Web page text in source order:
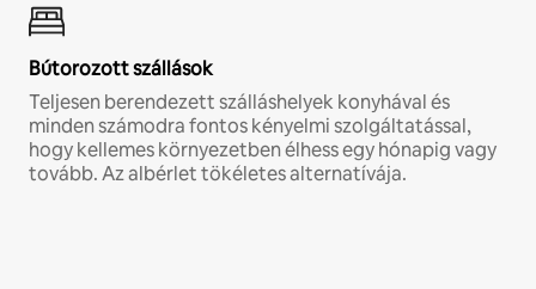
Bútorozott szállások
Teljesen berendezett szálláshelyek konyhával és
minden számodra fontos kényelmi szolgáltatással,
hogy kellemes környezetben élhess egy hónapig vagy
tovább. Az albérlet tökéletes alternatívája.